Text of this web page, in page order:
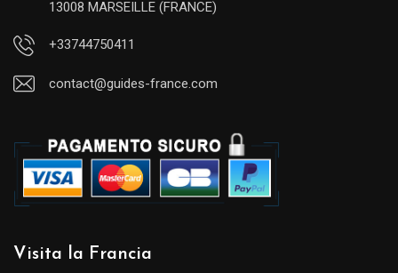
13008 MARSEILLE (FRANCE)
+33744750411
contact@guides-france.com
Visita la Francia